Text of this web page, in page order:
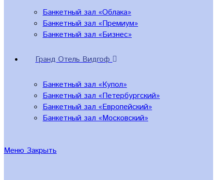
Банкетный зал «Облака»
Банкетный зал «Премиум»
Банкетный зал «Бизнес»
Гранд Отель Видгоф
Банкетный зал «Купол»
Банкетный зал «Петербургский»
Банкетный зал «Европейский»
Банкетный зал «Московский»
Меню Закрыть